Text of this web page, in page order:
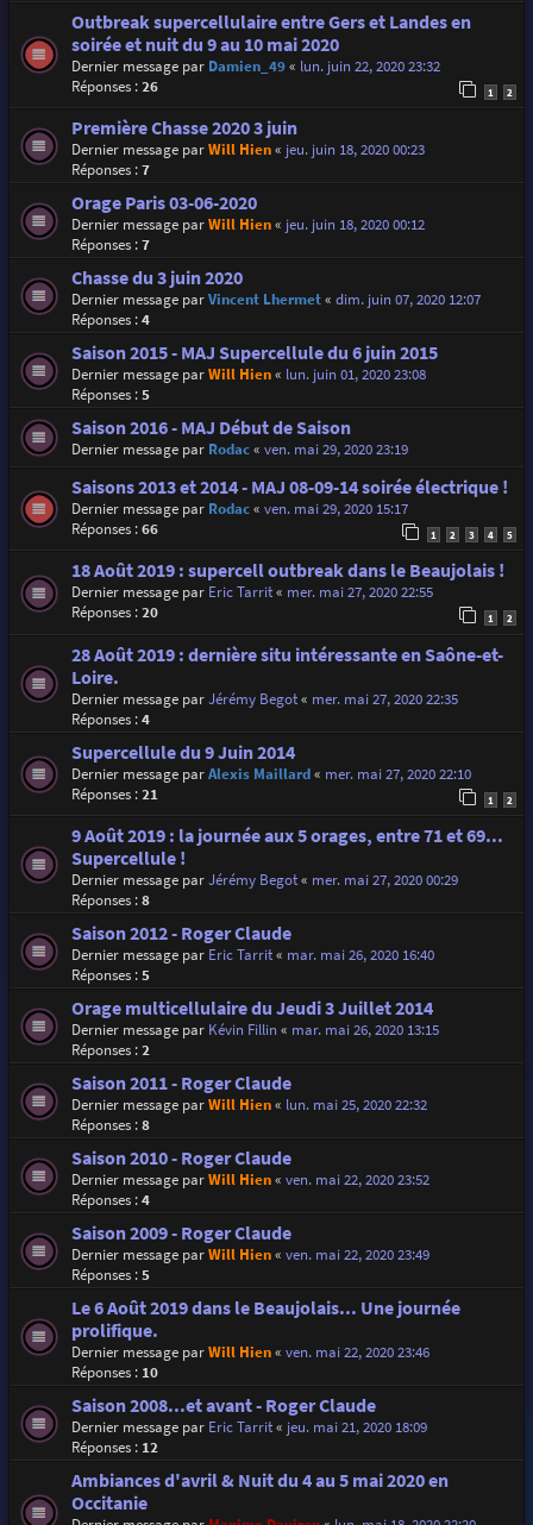
Outbreak supercellulaire entre Gers et Landes en
soirée et nuit du 9 au 10 mai 2020
Dernier message par Damien_49« lun. juin 22, 2020 23:32
Réponses :26 1 2
Première Chasse 2020 3 juin
Dernier message parWill Hien« jeu. juin 18, 2020 00:23
Réponses :7
Orage Paris 03-06-2020
Dernier message parWill Hien« jeu. juin 18, 2020 00:12
Réponses :7
Chasse du 3 juin 2020
Dernier message parVincent Lhermet« dim. juin 07, 2020 12:07
Réponses :4
Saison 2015 - MAJ Supercellule du 6 juin 2015
Dernier message parWill Hien« lun. juin 01, 2020 23:08
Réponses :5
Saison 2016 - MAJ Début de Saison
Dernier message par Rodac« ven. mai 29, 2020 23:19
Saisons 2013 et 2014 - MAJ 08-09-14 soirée électrique !
Dernier message par Rodac« ven. mai 29, 2020 15:17
Réponses :66 1 2 3 4 5
18 Août 2019 : supercell outbreak dans le Beaujolais !
Dernier message par Eric Tarrit« mer. mai 27, 2020 22:55
Réponses :20 1 2
28 Août 2019 : dernière situ intéressante en Saône-et-
Loire.
Dernier message parJérémy Begot« mer. mai 27, 2020 22:35
Réponses :4
Supercellule du 9 Juin 2014
Dernier message parAlexis Maillard« mer. mai 27, 2020 22:10
Réponses :21 1 2
9 Août 2019 : la journée aux 5 orages, entre 71 et 69...
Supercellule !
Dernier message parJérémy Begot« mer. mai 27, 2020 00:29
Réponses :8
Saison 2012 - Roger Claude
Dernier message par Eric Tarrit« mar. mai 26, 2020 16:40
Réponses :5
Orage multicellulaire du Jeudi 3 Juillet 2014
Dernier message par Kévin Fillin« mar. mai 26, 2020 13:15
Réponses :2
Saison 2011 - Roger Claude
Dernier message parWill Hien« lun. mai 25, 2020 22:32
Réponses :8
Saison 2010 - Roger Claude
Dernier message parWill Hien« ven. mai 22, 2020 23:52
Réponses :4
Saison 2009 - Roger Claude
Dernier message parWill Hien« ven. mai 22, 2020 23:49
Réponses :5
Le 6 Août 2019 dans le Beaujolais... Une journée
prolifique.
Dernier message parWill Hien« ven. mai 22, 2020 23:46
Réponses : 10
Saison 2008...et avant - Roger Claude
Dernier message par Eric Tarrit« jeu. mai 21, 2020 18:09
Réponses : 12
Ambiances d'avril & Nuit du 4 au 5 mai 2020 en
Occitanie